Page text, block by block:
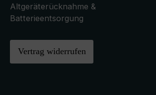
Altgeräterücknahme &
Batterieentsorgung
Vertrag widerrufen